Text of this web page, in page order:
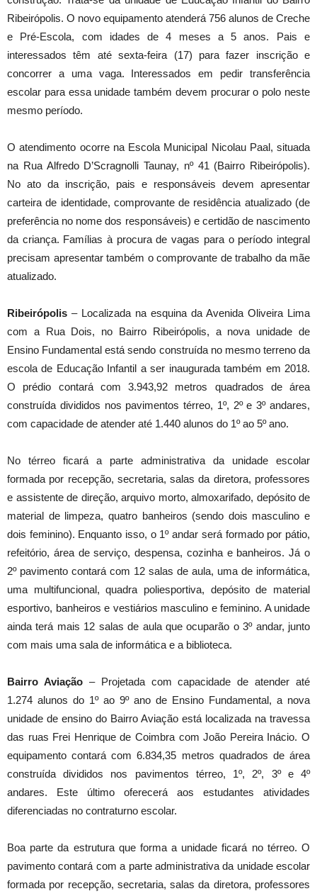
Ribeirópolis. O novo equipamento atenderá 756 alunos de Creche
e Pré-Escola, com idades de 4 meses a 5 anos. Pais e
interessados têm até sexta-feira (17) para fazer inscrição e
concorrer a uma vaga. Interessados em pedir transferência
escolar para essa unidade também devem procurar o polo neste
mesmo período.
O atendimento ocorre na Escola Municipal Nicolau Paal, situada
na Rua Alfredo D’Scragnolli Taunay, nº 41 (Bairro Ribeirópolis).
No ato da inscrição, pais e responsáveis devem apresentar
carteira de identidade, comprovante de residência atualizado (de
preferência no nome dos responsáveis) e certidão de nascimento
da criança. Famílias à procura de vagas para o período integral
precisam apresentar também o comprovante de trabalho da mãe
atualizado.
Ribeirópolis – Localizada na esquina da Avenida Oliveira Lima
com a Rua Dois, no Bairro Ribeirópolis, a nova unidade de
Ensino Fundamental está sendo construída no mesmo terreno da
escola de Educação Infantil a ser inaugurada também em 2018.
O prédio contará com 3.943,92 metros quadrados de área
construída divididos nos pavimentos térreo, 1º, 2º e 3º andares,
com capacidade de atender até 1.440 alunos do 1º ao 5º ano.
No térreo ficará a parte administrativa da unidade escolar
formada por recepção, secretaria, salas da diretora, professores
e assistente de direção, arquivo morto, almoxarifado, depósito de
material de limpeza, quatro banheiros (sendo dois masculino e
dois feminino). Enquanto isso, o 1º andar será formado por pátio,
refeitório, área de serviço, despensa, cozinha e banheiros. Já o
2º pavimento contará com 12 salas de aula, uma de informática,
uma multifuncional, quadra poliesportiva, depósito de material
esportivo, banheiros e vestiários masculino e feminino. A unidade
ainda terá mais 12 salas de aula que ocuparão o 3º andar, junto
com mais uma sala de informática e a biblioteca.
Bairro Aviação– Projetada com capacidade de atender até
1.274 alunos do 1º ao 9º ano de Ensino Fundamental, a nova
unidade de ensino do Bairro Aviação está localizada na travessa
das ruas Frei Henrique de Coimbra com João Pereira Inácio. O
equipamento contará com 6.834,35 metros quadrados de área
construída divididos nos pavimentos térreo, 1º, 2º, 3º e 4º
andares. Este último oferecerá aos estudantes atividades
diferenciadas no contraturno escolar.
Boa parte da estrutura que forma a unidade ficará no térreo. O
pavimento contará com a parte administrativa da unidade escolar
formada por recepção, secretaria, salas da diretora, professores